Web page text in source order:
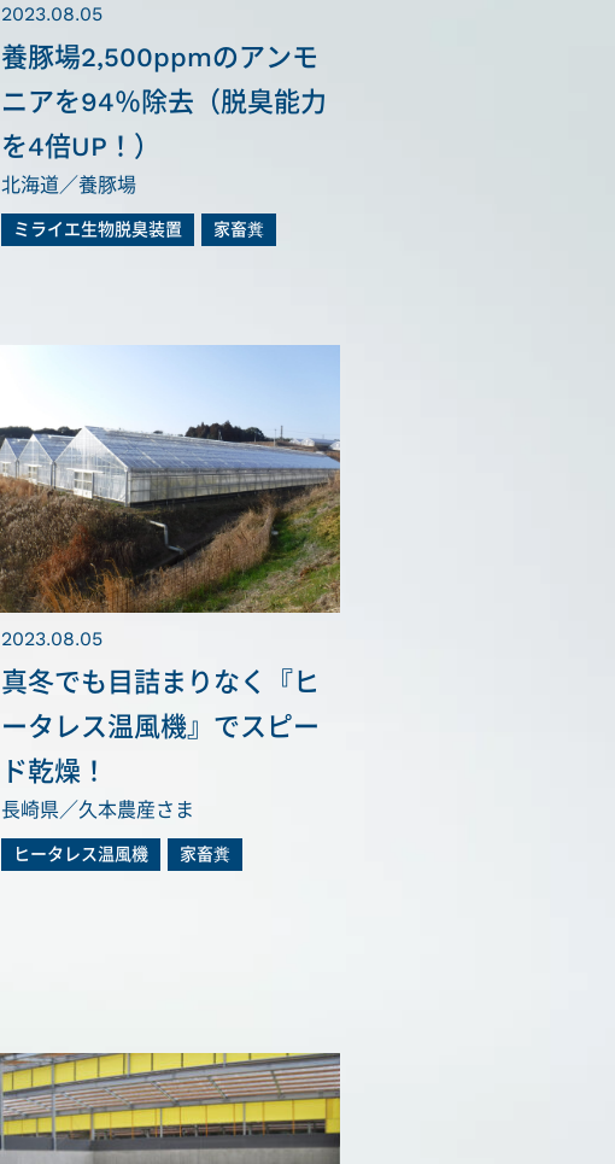
2023.08.05
養豚場2,500ppmのアンモ
ニアを94％除去（脱臭能力
を4倍UP！）
北海道／養豚場
ミライエ生物脱臭装置 家畜糞
2023.08.05
真冬でも目詰まりなく『ヒ
ータレス温風機』でスピー
ド乾燥！
長崎県／久本農産さま
ヒータレス温風機 家畜糞